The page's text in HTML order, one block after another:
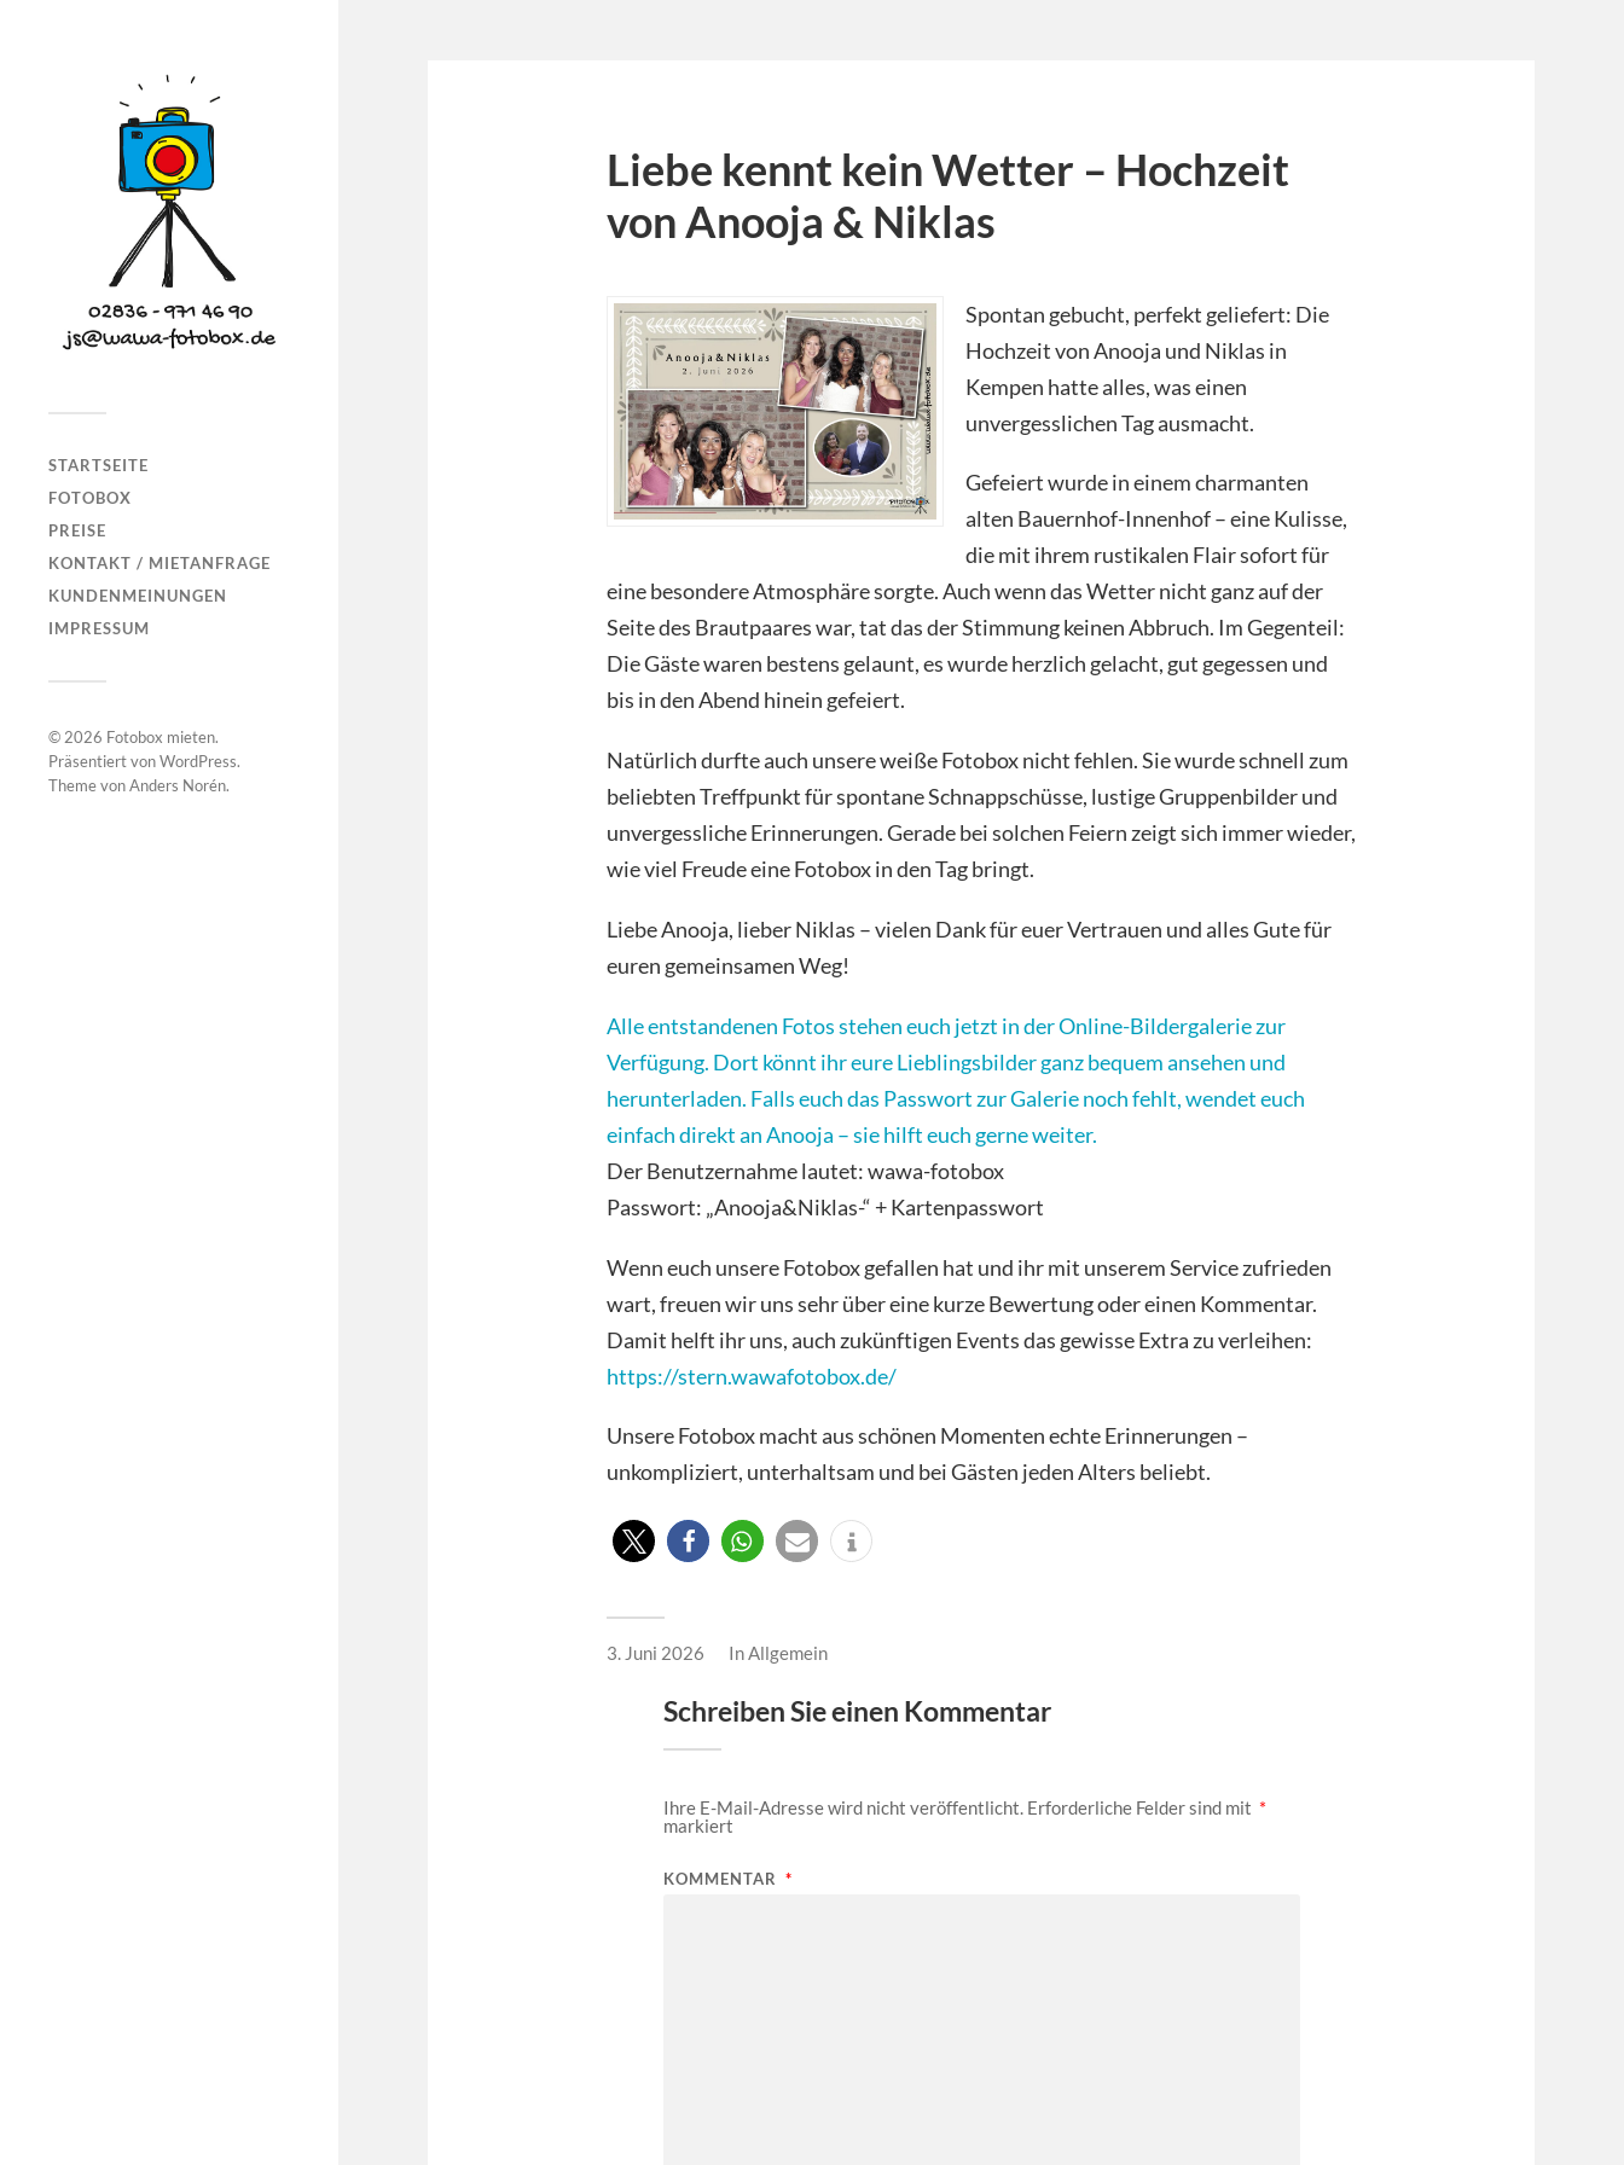
STARTSEITE
FOTOBOX
PREISE
KONTAKT / MIETANFRAGE
KUNDENMEINUNGEN
IMPRESSUM
© 2026 Fotobox mieten.
Präsentiert vonWordPress.
Theme vonAnders Norén.
Liebe kennt kein Wetter – Hochzeit
von Anooja & Niklas
Spontan gebucht, perfekt geliefert: Die
Hochzeit von Anooja und Niklas in
Kempen hatte alles, was einen
unvergesslichen Tag ausmacht.
Gefeiert wurde in einem charmanten
alten Bauernhof-Innenhof – eine Kulisse,
die mit ihrem rustikalen Flair sofort für
eine besondere Atmosphäre sorgte. Auch wenn das Wetter nicht ganz auf der
Seite des Brautpaares war, tat das der Stimmung keinen Abbruch. Im Gegenteil:
Die Gäste waren bestens gelaunt, es wurde herzlich gelacht, gut gegessen und
bis in den Abend hinein gefeiert.
Natürlich durfte auch unsere weiße Fotobox nicht fehlen. Sie wurde schnell zum
beliebten Treffpunkt für spontane Schnappschüsse, lustige Gruppenbilder und
unvergessliche Erinnerungen. Gerade bei solchen Feiern zeigt sich immer wieder,
wie viel Freude eine Fotobox in den Tag bringt.
Liebe Anooja, lieber Niklas – vielen Dank für euer Vertrauen und alles Gute für
euren gemeinsamen Weg!
Alle entstandenen Fotos stehen euch jetzt in der Online-Bildergalerie zur
Verfügung. Dort könnt ihr eure Lieblingsbilder ganz bequem ansehen und
herunterladen. Falls euch das Passwort zur Galerie noch fehlt, wendet euch
einfach direkt an Anooja – sie hilft euch gerne weiter.
Der Benutzernahme lautet: wawa-fotobox
Passwort: „Anooja&Niklas-“ + Kartenpasswort
Wenn euch unsere Fotobox gefallen hat und ihr mit unserem Service zufrieden
wart, freuen wir uns sehr über eine kurze Bewertung oder einen Kommentar.
Damit helft ihr uns, auch zukünftigen Events das gewisse Extra zu verleihen:
https://stern.wawafotobox.de/
Unsere Fotobox macht aus schönen Momenten echte Erinnerungen –
unkompliziert, unterhaltsam und bei Gästen jeden Alters beliebt.
3. Juni 2026 InAllgemein
Schreiben Sie einen Kommentar
Ihre E-Mail-Adresse wird nicht veröffentlicht. Erforderliche Felder sind mit *
markiert
KOMMENTAR *